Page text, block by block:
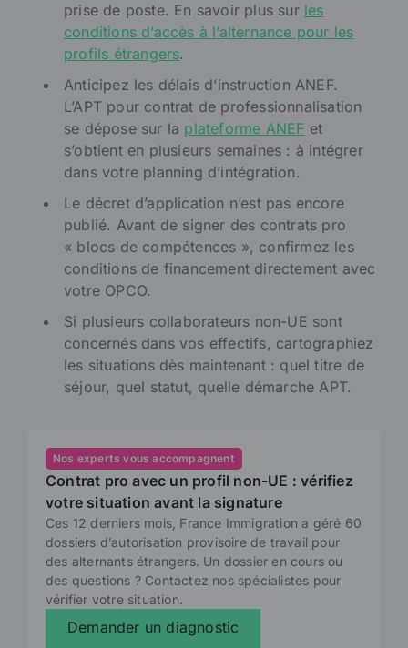
prise de poste. En savoir plus sur les
conditions d’accès à l’alternance pour les
profils étrangers.
Anticipez les délais d’instruction ANEF.
L’APT pour contrat de professionnalisation
se dépose sur la plateforme ANEF et
s’obtient en plusieurs semaines : à intégrer
dans votre planning d’intégration.
Le décret d’application n’est pas encore
publié. Avant de signer des contrats pro
« blocs de compétences », confirmez les
conditions de financement directement avec
votre OPCO.
Si plusieurs collaborateurs non-UE sont
concernés dans vos effectifs, cartographiez
les situations dès maintenant : quel titre de
séjour, quel statut, quelle démarche APT.
Nos experts vous accompagnent
Contrat pro avec un profil non-UE : vérifiez
votre situation avant la signature
Ces 12 derniers mois, France Immigration a géré 60
dossiers d’autorisation provisoire de travail pour
des alternants étrangers. Un dossier en cours ou
des questions ? Contactez nos spécialistes pour
vérifier votre situation.
Demander un diagnostic